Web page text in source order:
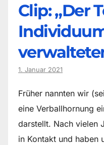
Clip: „Der
1. Januar 2021
Früher nannten wir
eine Verballhornung
darstellt. Nach vielen
in Kontakt und haben